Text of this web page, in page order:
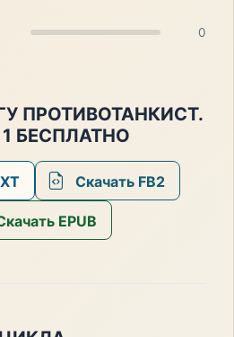
0
ПРОТИВОТАНКИСТ.
БЕСПЛАТНО
Скачать FB2
EPUB